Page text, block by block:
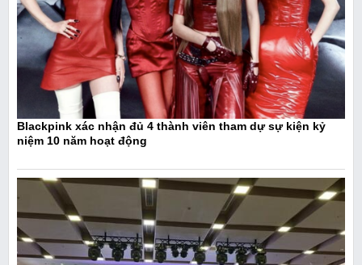
Blackpink xác nhận đủ 4 thành viên tham dự sự kiện kỷ
niệm 10 năm hoạt động